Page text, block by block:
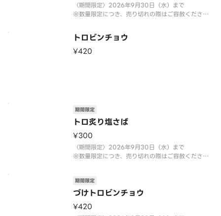
〈期間限定〉2026年9月30日（水）まで
※数量限定につき、売り切れの際はご容赦くださ
トロビンチョウ
¥420
トロ炙り塩さば
期間限定
¥300
〈期間限定〉2026年9月30日（水）まで
※数量限定につき、売り切れの際はご容赦くださ
づけトロビンチョウ
期間限定
¥420